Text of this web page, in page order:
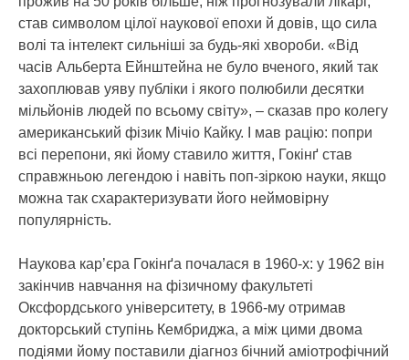
став символом цілої наукової епохи й довів, що сила
волі та інтелект сильніші за будь-які хвороби. «Від
часів Альберта Ейнштейна не було вченого, який так
захоплював уяву публіки і якого полюбили десятки
мільйонів людей по всьому світу», – сказав про колегу
американський фізик Мічіо Кайку. І мав рацію: попри
всі перепони, які йому ставило життя, Гокінґ став
справжньою легендою і навіть поп-зіркою науки, якщо
можна так схарактеризувати його неймовірну
популярність.
Наукова кар’єра Гокінґа почалася в 1960-х: у 1962 він
закінчив навчання на фізичному факультеті
Оксфордського університету, в 1966-му отримав
докторський ступінь Кембриджа, а між цими двома
подіями йому поставили діагноз бічний аміотрофічний